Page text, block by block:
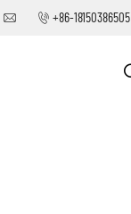
+86-18150386505